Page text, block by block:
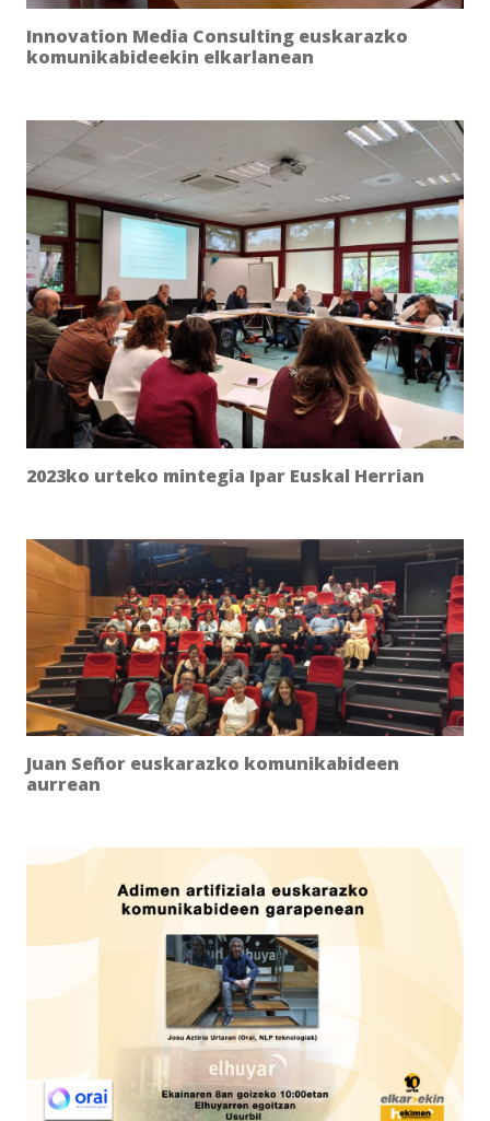
Innovation Media Consulting euskarazko
komunikabideekin elkarlanean
2023ko urteko mintegia Ipar Euskal Herrian
Juan Señor euskarazko komunikabideen
aurrean